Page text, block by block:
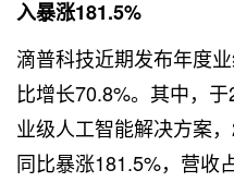
入暴涨181.5%
滴普科技近期发布年度
比增长70.8%。其中，
业级人工智能解决方案
同比暴涨181.5%，营收